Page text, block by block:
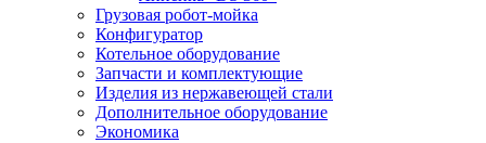
Грузовая робот-мойка
Конфигуратор
Котельное оборудование
Запчасти и комплектующие
Изделия из нержавеющей стали
Дополнительное оборудование
Экономика